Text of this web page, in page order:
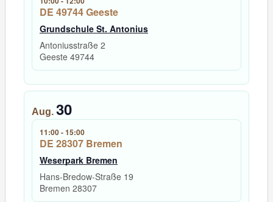
DE 49744 Geeste
Grundschule St. Antonius
Antoniusstraße 2
Geeste 49744
Aug. 30
11:00-15:00
DE 28307 Bremen
Weserpark Bremen
Hans-Bredow-Straße 19
Bremen 28307